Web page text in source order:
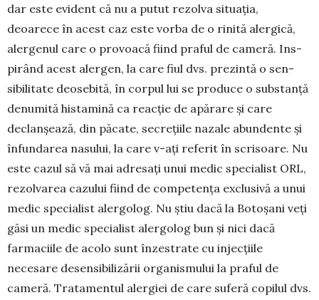
dar este evident că nu a putut rezolva si­tua­ția,
deoarece în acest caz este vorba de o rinită aler­gică,
alergenul care o provoacă fiind praful de cameră. Ins­
pirând acest alergen, la care fiul dvs. prezintă o sen­
sibilitate deosebită, în corpul lui se produce o substanță
denumită hista­mină ca reacție de apărare și care
declan­șează, din păcate, secrețiile nazale abun­dente și
înfundarea nasului, la care v-ați referit în scrisoare. Nu
este cazul să vă mai adresați unui me­dic specialist ORL,
rezolvarea cazului fiind de com­petența ex­clusivă a unui
medic specialist alergolog. Nu știu dacă la Botoșani veți
găsi un medic specialist aler­golog bun și nici dacă
farmaciile de acolo sunt în­zestrate cu injecțiile
necesare desensibilizării or­ga­nis­mu­lui la praful de
cameră. Tratamentul aler­giei de care suferă copilul dvs.